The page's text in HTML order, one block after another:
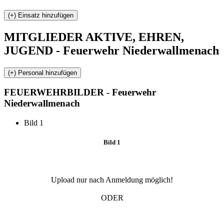
MITGLIEDER AKTIVE, EHREN,
JUGEND - Feuerwehr Niederwallmenach
FEUERWEHRBILDER - Feuerwehr
Niederwallmenach
Bild 1
Bild 1
Upload nur nach Anmeldung möglich!
ODER